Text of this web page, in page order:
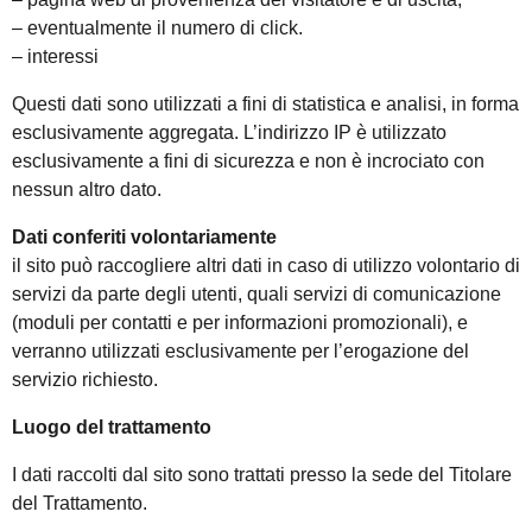
– eventualmente il numero di click.
– interessi
Questi dati sono utilizzati a fini di statistica e analisi, in forma
esclusivamente aggregata. L’indirizzo IP è utilizzato
esclusivamente a fini di sicurezza e non è incrociato con
nessun altro dato.
Dati conferiti volontariamente
il sito può raccogliere altri dati in caso di utilizzo volontario di
servizi da parte degli utenti, quali servizi di comunicazione
(moduli per contatti e per informazioni promozionali), e
verranno utilizzati esclusivamente per l’erogazione del
servizio richiesto.
Luogo del trattamento
I dati raccolti dal sito sono trattati presso la sede del Titolare
del Trattamento.